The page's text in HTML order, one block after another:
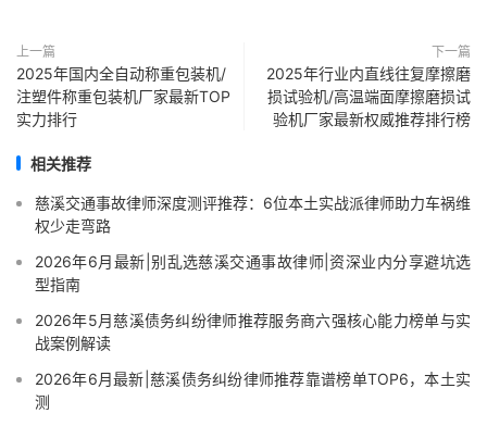
上一篇
2025年国内全自动称重包装机/
注塑件称重包装机厂家最新TOP
实力排行
下一篇
2025年行业内直线往复摩擦磨
损试验机/高温端面摩擦磨损试
验机厂家最新权威推荐排行榜
相关推荐
慈溪交通事故律师深度测评推荐：6位本土实战派律师助力车祸维
权少走弯路
2026年6月最新|别乱选慈溪交通事故律师|资深业内分享避坑选
型指南
2026年5月慈溪债务纠纷律师推荐服务商六强核心能力榜单与实
战案例解读
2026年6月最新|慈溪债务纠纷律师推荐靠谱榜单TOP6，本土实
测